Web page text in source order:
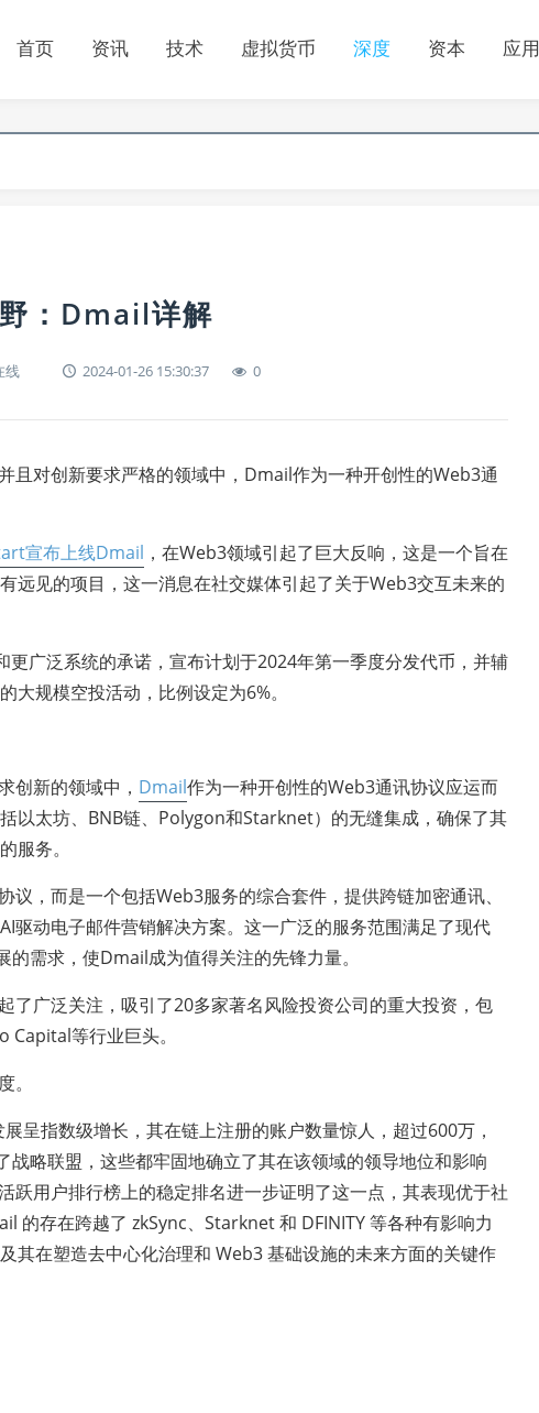
首页 资讯 技术 虚拟货币 深度 资本 应用
：Dmail详解
线 2024-01-26 15:30:37 0
且对创新要求严格的领域中，Dmail作为一种开创性的Web3通
宣布上线Dmail ，在Web3领域引起了巨大反响，这是一个旨在
远见的项目，这一消息在社交媒体引起了关于Web3交互未来的
更广泛系统的承诺，宣布计划于2024年第一季度分发代币，并辅
大规模空投活动，比例设定为6%。
创新的领域中， Dmail作为一种开创性的Web3通讯协议应运而
以太坊、BNB链、Polygon和Starknet）的无缝集成，确保了其
服务。
议，而是一个包括Web3服务的综合套件，提供跨链加密通讯、
驱动电子邮件营销解决方案。这一广泛的服务范围满足了现代
需求，使Dmail成为值得关注的先锋力量。
了广泛关注，吸引了20多家著名风险投资公司的重大投资，包
等行业巨头。
。
呈指数级增长，其在链上注册的账户数量惊人，超过600万，
战略联盟，这些都牢固地确立了其在该领域的领导地位和影响
跃用户排行榜上的稳定排名进一步证明了这一点，其表现优于社
的存在跨越了 zkSync、Starknet 和 DFINITY 等各种有影响力
其在塑造去中心化治理和 Web3 基础设施的未来方面的关键作